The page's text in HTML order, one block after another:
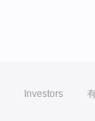
Investors